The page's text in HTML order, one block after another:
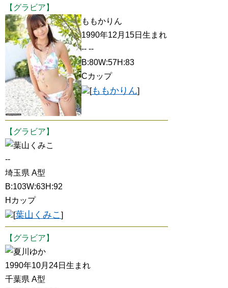
【グラビア】
ももかりん
1990年12月15日生まれ
-- --
B:80W:57H:83
Cカップ
[ももかりん]
【グラビア】
葉山くみこ
--
埼玉県 A型
B:103W:63H:92
Hカップ
[葉山くみこ]
【グラビア】
夏川ゆか
1990年10月24日生まれ
千葉県 A型